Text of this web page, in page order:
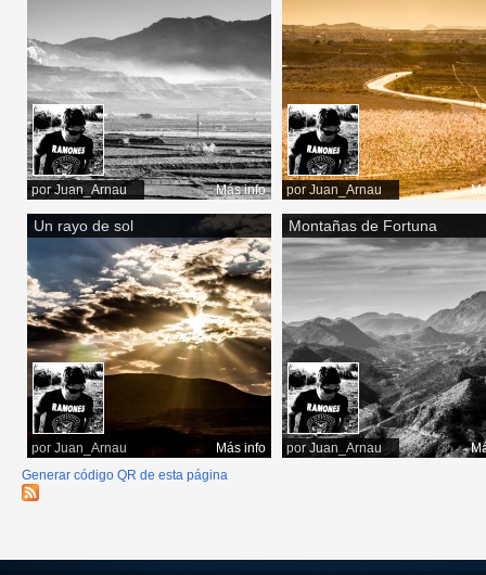
porJuan_Arnau Más info por Juan_Arnau
Un rayo de sol
por Juan_Arnau Más info
Montañas de Fortuna
porJuan_Arnau
Generar código QR de esta página